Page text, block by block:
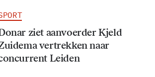
ziet aanvoerder Kjeld
vertrekken naar
Leiden